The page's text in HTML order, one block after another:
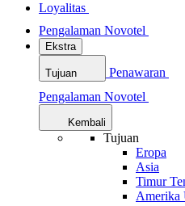
Loyalitas
Pengalaman Novotel
Ekstra
Tujuan Penawaran
Pengalaman Novotel
Kembali
Tujuan
Eropa
Asia
Timur
Amerika